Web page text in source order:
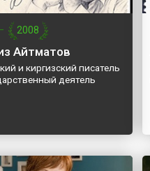
2008
Айтматов
и киргизский писатель
деятель